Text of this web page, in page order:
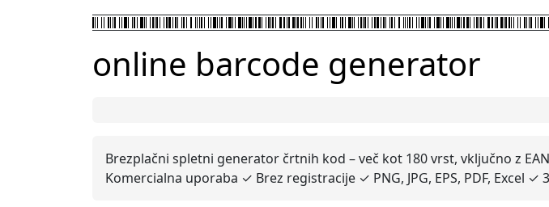
online barcode generator
Brezplačni spletni generator črtnih kod – več kot 180 vrst, vključno z
Komercialna uporaba ✓ Brez registracije ✓ PNG, JPG, EPS, PDF, Excel ✓